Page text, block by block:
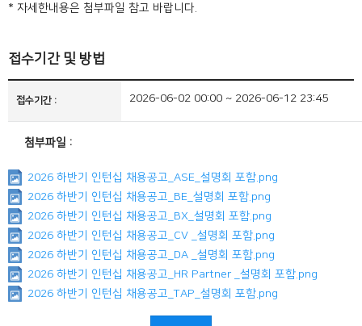
* 자세한내용은 첨부파일 참고 바랍니다.
접수기간 및 방법
접수기간 2026-06-02 00:00 ~ 2026-06-12 23:45
첨부파일
2026 하반기 인턴십 채용공고_ASE_설명회 포함.png
2026 하반기 인턴십 채용공고_BE_설명회 포함.png
2026 하반기 인턴십 채용공고_BX_설명회 포함.png
2026 하반기 인턴십 채용공고_CV _설명회 포함.png
2026 하반기 인턴십 채용공고_DA _설명회 포함.png
2026 하반기 인턴십 채용공고_HR Partner _설명회 포함.png
2026 하반기 인턴십 채용공고_TAP_설명회 포함.png